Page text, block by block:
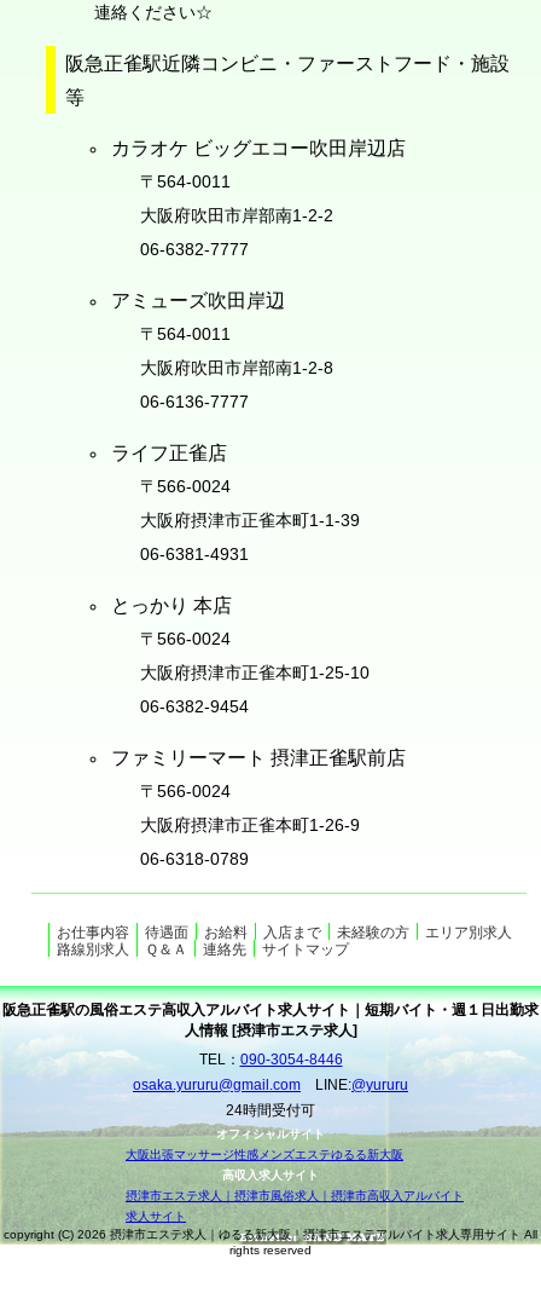
連絡ください☆
阪急正雀駅近隣コンビニ・ファーストフード・施設
等
カラオケ ビッグエコー吹田岸辺店
〒564-0011
大阪府吹田市岸部南1-2-2
06-6382-7777
アミューズ吹田岸辺
〒564-0011
大阪府吹田市岸部南1-2-8
06-6136-7777
ライフ正雀店
〒566-0024
大阪府摂津市正雀本町1-1-39
06-6381-4931
とっかり 本店
〒566-0024
大阪府摂津市正雀本町1-25-10
06-6382-9454
ファミリーマート 摂津正雀駅前店
〒566-0024
大阪府摂津市正雀本町1-26-9
06-6318-0789
お仕事内容 待遇面 お給料 入店まで 未経験の方
エリア別求人
路線別求人
Ｑ＆Ａ 連絡先 サイトマップ
阪急正雀駅の風俗エステ高収入アルバイト求人サイト｜短期バイト・週１日出勤求
人情報 [摂津市エステ求人]
TEL： 090-3054-8446
osaka.yururu@gmail.com LINE:@yururu
24時間受付可
オフィシャルサイト
大阪出張マッサージ性感メンズエステゆるる新大阪
高収入求人サイト
摂津市エステ求人｜摂津市風俗求人｜摂津市高収入アルバイト
求人サイト
copyright (C) 2026 摂津市エステ求人｜ゆるる新大阪｜摂津市エステアルバイト求人専用サイト All
rights reserved